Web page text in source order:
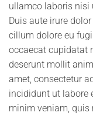
ullamco laboris nisi
Duis aute irure
cillum dolore eu
occaecat cupidatat
deserunt mollit
amet, consectetur
incididunt ut labore
minim veniam,